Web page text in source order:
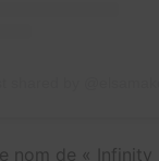
nom de «